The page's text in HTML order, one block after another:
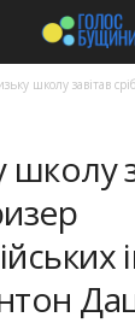
школу завітав